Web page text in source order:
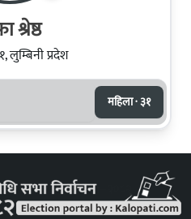
श्रेष्ठ
लुम्बिनी प्रदेश
महिला · ३१